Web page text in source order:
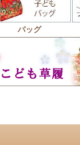
バッグ